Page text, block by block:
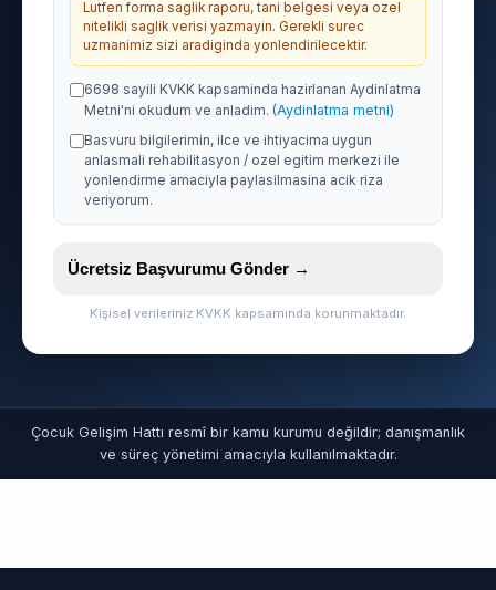
Lutfen forma saglik raporu, tani belgesi veya ozel
nitelikli saglik verisi yazmayin. Gerekli surec
uzmanimiz sizi aradiginda yonlendirilecektir.
6698 sayili KVKK kapsaminda hazirlanan Aydinlatma
Metni'ni okudum ve anladim. (Aydinlatma metni)
Basvuru bilgilerimin, ilce ve ihtiyacima uygun
anlasmali rehabilitasyon / ozel egitim merkezi ile
yonlendirme amaciyla paylasilmasina acik riza
veriyorum.
Ücretsiz Başvurumu Gönder →
Kişisel verileriniz KVKK kapsamında korunmaktadır.
Çocuk Gelişim Hattı resmî bir kamu kurumu değildir; danışmanlık
ve süreç yönetimi amacıyla kullanılmaktadır.